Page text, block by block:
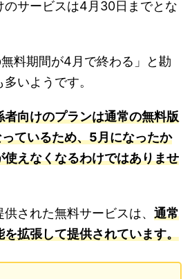
のサービスは4月30日までとな
料期間が4月で終わる」と勘
いようです。
者向けのプランは通常の無料版
ているため、5月になったか
えなくなるわけではありませ
された無料サービスは、 通常
拡張して提供されています。